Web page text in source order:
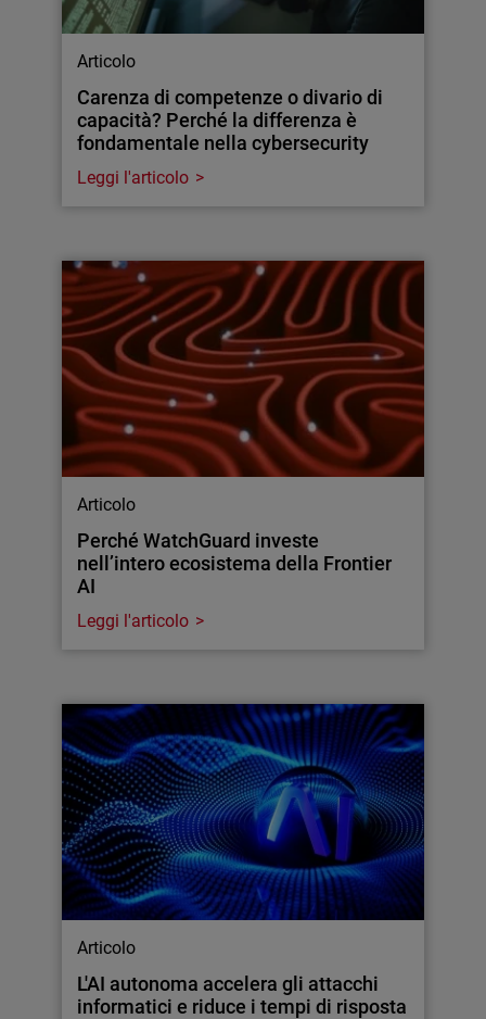
Articolo
Carenza di competenze o divario di
capacità? Perché la differenza è
fondamentale nella cybersecurity
Leggi l'articolo
Articolo
Perché WatchGuard investe
nell’intero ecosistema della Frontier
AI
Leggi l'articolo
Articolo
L'AI autonoma accelera gli attacchi
informatici e riduce i tempi di risposta